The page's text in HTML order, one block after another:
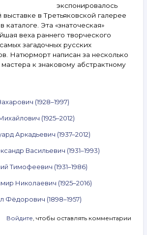
экспонировалось
выставке в Третьяковской галерее
каталоге. Эта «знаточеская»
веха раннего творческого
загадочных русских
Натюрморт написан за несколько
к знаковому абстрактному
(1928–1997)
(1925–2012)
Аркадьевич (1937–2012)
Васильевич (1931–1993)
Тимофеевич (1931–1986)
Николаевич (1925–2016)
(1898–1957)
Войдите , чтобы оставлять комментарии